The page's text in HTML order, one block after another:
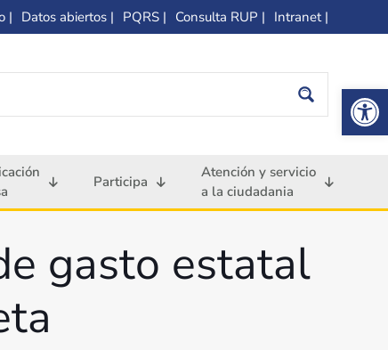
| Datos abiertos | PQRS | Consulta RUP | Intranet |
Participa
Atención y servicio
a la ciudadania
gasto estatal